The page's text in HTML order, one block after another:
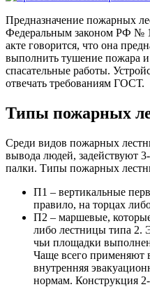
Предназначение пожарных
Федеральным законом РФ №
акте говорится, что она
выполнить тушение пожара
спасательные работы.
отвечать требованиям ГОСТ.
Типы пожарных
Среди видов пожарных
вывода людей, задействуют
палки. Типы пожарных
П1 – вертикальные
правило, на торцах
П2 – маршевые,
либо лестницы типа 2.
чьи площадки
Чаще всего применяют
внутренняя
нормам. Конструкция